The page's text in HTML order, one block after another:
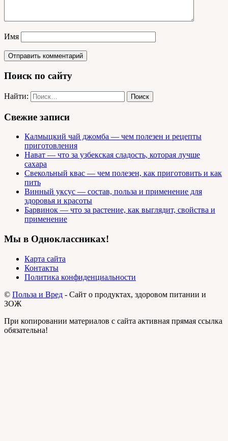
Имя
Поиск по сайту
Найти:
Свежие записи
Калмыцкий чай джомба — чем полезен и рецепты
приготовления
Нават — что за узбекская сладость, которая лучше
сахара
Свекольный квас — чем полезен, как приготовить и как
пить
Винный уксус — состав, польза и применение для
здоровья и красоты
Барвинок — что за растение, как выглядит, свойства и
применение
Мы в Одноклассниках!
Карта сайта
Контакты
Политика конфиденциальности
© Польза и Вред - Сайт о продуктах, здоровом питании и
ЗОЖ
При копировании материалов с сайта активная прямая ссылка
обязательна!